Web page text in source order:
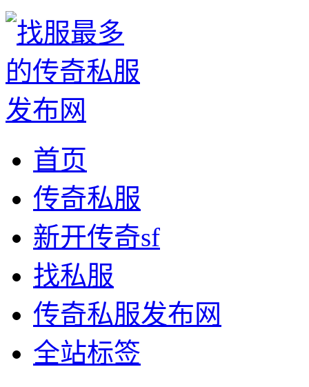
首页
传奇私服
新开传奇sf
找私服
传奇私服发布网
全站标签